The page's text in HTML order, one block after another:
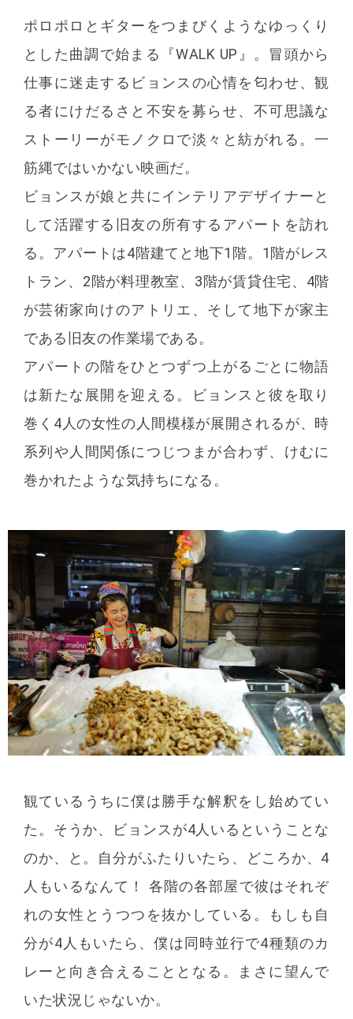
ポロポロとギターをつまびくようなゆっくり
とした曲調で始まる『WALK UP』。冒頭から
仕事に迷走するビョンスの心情を匂わせ、観
る者にけだるさと不安を募らせ、不可思議な
ストーリーがモノクロで淡々と紡がれる。一
筋縄ではいかない映画だ。
ビョンスが娘と共にインテリアデザイナーと
して活躍する旧友の所有するアパートを訪れ
る。アパートは4階建てと地下1階。1階がレス
トラン、2階が料理教室、3階が賃貸住宅、4階
が芸術家向けのアトリエ、そして地下が家主
である旧友の作業場である。
アパートの階をひとつずつ上がるごとに物語
は新たな展開を迎える。ビョンスと彼を取り
巻く4人の女性の人間模様が展開されるが、時
系列や人間関係につじつまが合わず、けむに
巻かれたような気持ちになる。
観ているうちに僕は勝手な解釈をし始めてい
た。そうか、ビョンスが4人いるということな
のか、と。自分がふたりいたら、どころか、4
人もいるなんて！ 各階の各部屋で彼はそれぞ
れの女性とうつつを抜かしている。もしも自
分が4人もいたら、僕は同時並行で4種類のカ
レーと向き合えることとなる。まさに望んで
いた状況じゃないか。